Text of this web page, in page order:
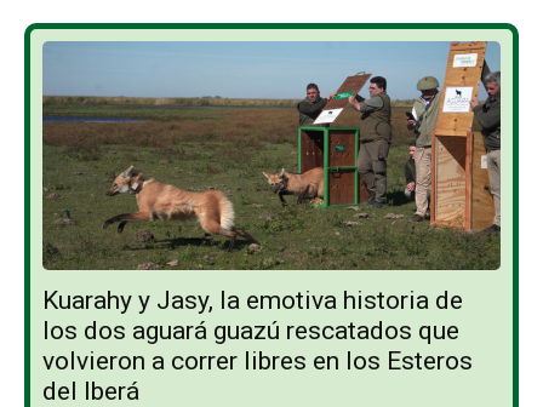
Kuarahy y Jasy, la emotiva historia de
los dos aguará guazú rescatados que
volvieron a correr libres en los Esteros
del Iberá